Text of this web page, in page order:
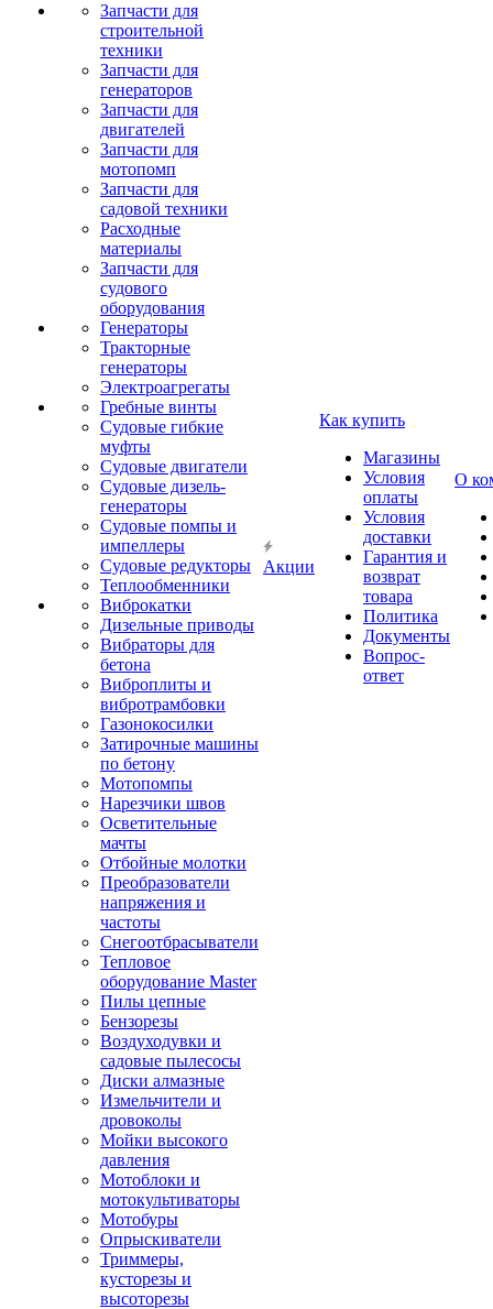
Запчасти для
строительной
техники
Запчасти для
генераторов
Запчасти для
двигателей
Запчасти для
мотопомп
Запчасти для
садовой техники
Расходные
материалы
Запчасти для
судового
оборудования
Генераторы
Тракторные
генераторы
Электроагрегаты
Гребные винты
Судовые гибкие
муфты
Судовые двигатели
Судовые дизель-
генераторы
Судовые помпы и
импеллеры
Судовые редукторы
Теплообменники
Виброкатки
Дизельные приводы
Вибраторы для
бетона
Виброплиты и
вибротрамбовки
Газонокосилки
Затирочные машины
по бетону
Мотопомпы
Нарезчики швов
Осветительные
мачты
Отбойные молотки
Преобразователи
напряжения и
частоты
Снегоотбрасыватели
Тепловое
оборудование Master
Пилы цепные
Бензорезы
Воздуходувки и
садовые пылесосы
Диски алмазные
Измельчители и
дровоколы
Мойки высокого
давления
Мотоблоки и
мотокультиваторы
Мотобуры
Опрыскиватели
Триммеры,
кусторезы и
высоторезы
Акции
Как купить
Магазины
Условия
оплаты
Условия
доставки
Гарантия и
возврат
товара
Политика
Документы
Вопрос-
ответ
О